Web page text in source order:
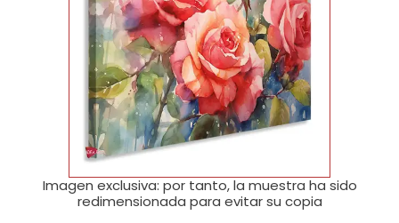
Imagen exclusiva: por tanto, la muestra ha sido
redimensionada para evitar su copia